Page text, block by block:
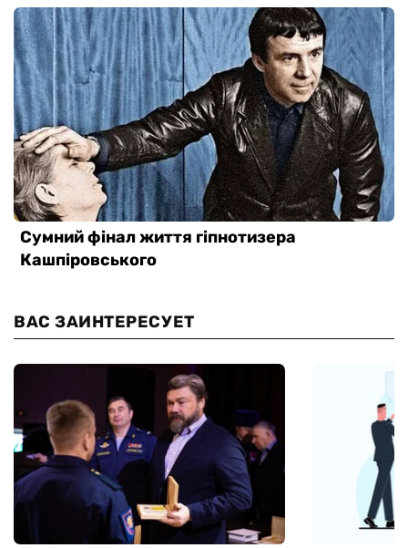
ВАС ЗАИНТЕРЕСУЕТ